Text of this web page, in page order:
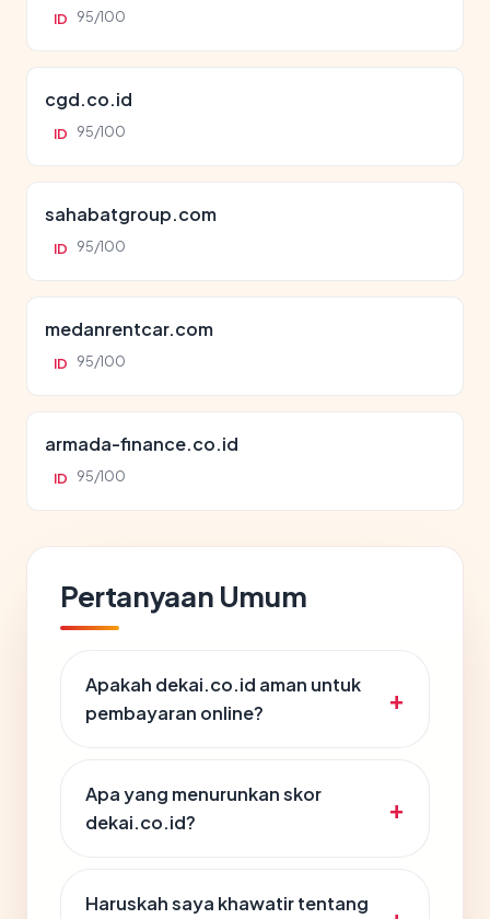
ID 95/100
cgd.co.id
ID 95/100
sahabatgroup.com
ID 95/100
medanrentcar.com
ID 95/100
armada-finance.co.id
ID 95/100
Pertanyaan Umum
Apakah dekai.co.id aman untuk
pembayaran online?
Apa yang menurunkan skor
dekai.co.id?
Haruskah saya khawatir tentang